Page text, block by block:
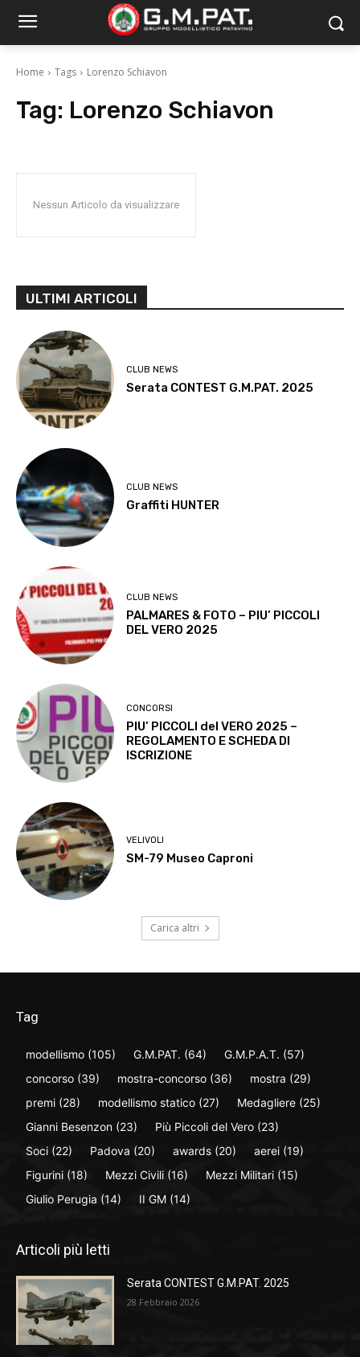
Home Tags Lorenzo Schiavon
Tag: Lorenzo Schiavon
Nessun Articolo da visualizzare
ULTIMI ARTICOLI
CLUB NEWS
Serata CONTEST G.M.PAT. 2025
CLUB NEWS
Graffiti HUNTER
CLUB NEWS
PALMARES & FOTO – PIU’ PICCOLI
DEL VERO 2025
CONCORSI
PIU’ PICCOLI del VERO 2025 –
REGOLAMENTO E SCHEDA DI
ISCRIZIONE
VELIVOLI
SM-79 Museo Caproni
Carica altri
Tag
modellismo (105) G.M.PAT. (64) G.M.P.A.T. (57)
concorso (39) mostra-concorso (36) mostra (29)
premi (28) modellismo statico (27) Medagliere (25)
Gianni Besenzon (23) Più Piccoli del Vero (23)
Soci (22) Padova (20) awards (20) aerei (19)
Figurini (18) Mezzi Civili (16) Mezzi Militari (15)
Giulio Perugia (14) II GM (14)
Articoli più letti
Serata CONTEST G.M.PAT. 2025
28 Febbraio 2026